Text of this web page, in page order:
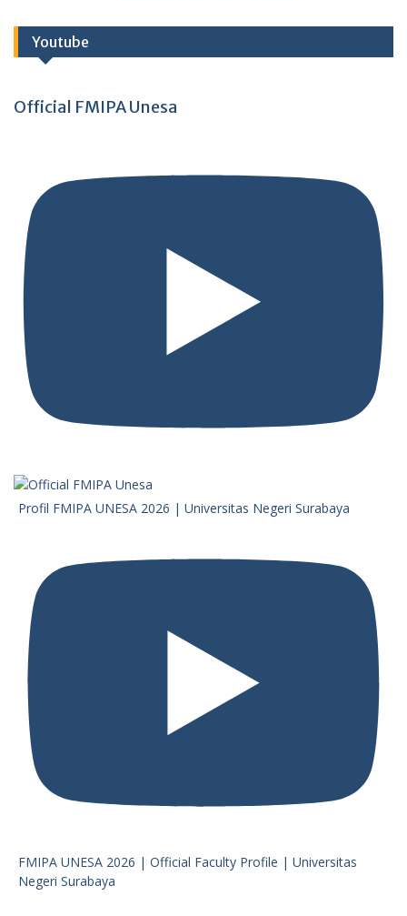
Youtube
Official FMIPA Unesa
Profil FMIPA UNESA 2026 | Universitas Negeri Surabaya
FMIPA UNESA 2026 | Official Faculty Profile | Universitas
Negeri Surabaya